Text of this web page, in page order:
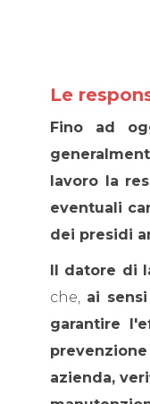
Le
Fino ad
lavoro la
eventuali
dei presidi
Il datore di
che, ai
garantire
prevenzione
azienda,